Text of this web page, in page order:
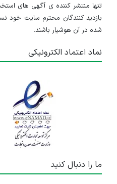
تنها منتشر کننده ی آگهی های
بازدید کنندگان محترم سایت
شده در آن هوشیار باشند.
نماد اعتماد الکترونیکی
ما را دنبال کنید